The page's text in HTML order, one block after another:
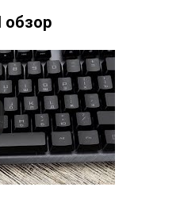
обзор